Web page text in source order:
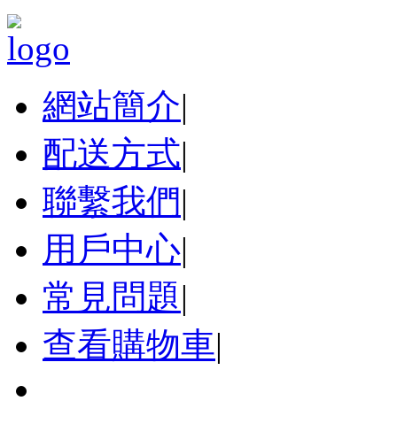
網站簡介|
配送方式|
聯繫我們|
用戶中心|
常見問題|
查看購物車|